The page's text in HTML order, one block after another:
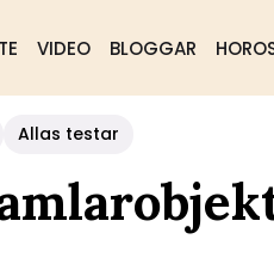
VIDEO BLOGGAR
Allas testar